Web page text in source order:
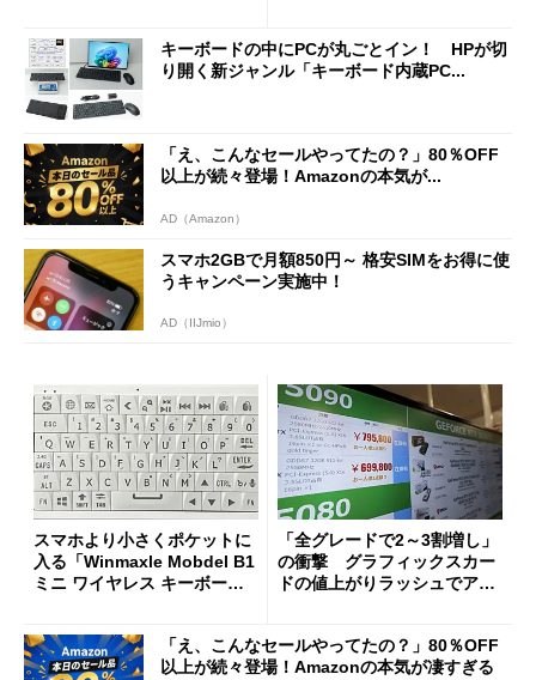
キーボードの中にPCが丸ごとイン！ HPが切
り開く新ジャンル「キーボード内蔵PC...
「え、こんなセールやってたの？」80％OFF
以上が続々登場！Amazonの本気が...
AD（Amazon）
スマホ2GBで月額850円～ 格安SIMをお得に使
うキャンペーン実施中！
AD（IIJmio）
スマホより小さくポケットに
入る「Winmaxle Mobdel B1
ミニ ワイヤレス キーボー
「全グレードで2～3割増し」
の衝撃 グラフィックスカー
ドの値上がりラッシュでアキ
「え、こんなセールやってたの？」80％OFF
以上が続々登場！Amazonの本気が凄すぎる